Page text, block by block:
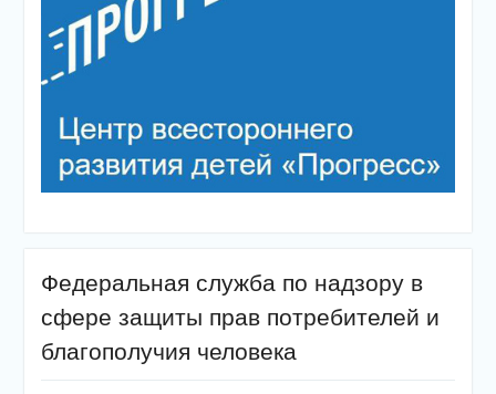
Федеральная служба по надзору в
сфере защиты прав потребителей и
благополучия человека